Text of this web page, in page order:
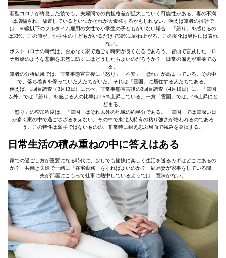
新型コロナが終息した後でも、夫婦間での負担格差が拡大していく可能性がある。妻の不満
は増幅され、放置しているといつかそれが大爆発するかもしれない。例えば筆者の推計で
は、50歳以下のフルタイム雇用の女性で小学生の子どもがいない場合、「怒り」を感じるの
は33%。この値が、小学生の子どもがいるだけで50%に跳ね上がる。この変化は男性には表れ
ない。
ポストコロナの時代は、否応なく家で過ごす時間が長くなるであろう。冒頭で言及したコロ
ナ離婚のような悲劇を未然に防ぐにはどうしたらよいのだろうか？ 日常の備えが重要であ
る。
筆者の分析結果では、非常事態宣言後に「怒り」「不安」「恐れ」が高まっている。その中
で、落ち着きを保っていた人たちがいた。それは「雪国」に居住する人たちである。
例えば、1回目調査（3月13日）に比べ、非常事態宣言後の3回目調査（4月10日）に、「雪国
以外」では「怒り」を感じる人の比率は7.5％上昇している。一方「雪国」では、4%上昇にと
どまる。
「怒り」の増加程度は、「雪国」はそれ以外の地域の約半分である。「雪国」では雪深い日
が多く家の中で過ごさざるをえない。その中で東北人特有の粘り強さが培われるのであろ
う。この特性は派手ではないものの、非常時に耐え忍ぶ局面で強みを発揮する。
日常生活の積み重ねの中に答えはある
家での過ごし方が重要になる時代に、少しでも愉快に楽しく生活を送るカギはどこにあるの
か？ 共働き夫婦で一緒に「在宅勤務」をすればよいのか？ 結局妻が家事をしている間、
夫が部屋にこもって仕事に熱中しているようでは、意味がない。